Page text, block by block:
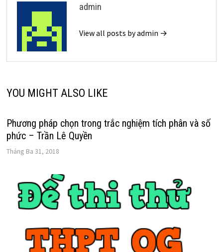
admin
View all posts by admin →
YOU MIGHT ALSO LIKE
Phương pháp chọn trong trắc nghiệm tích phân và số
phức – Trần Lê Quyền
Tháng Ba 31, 2018